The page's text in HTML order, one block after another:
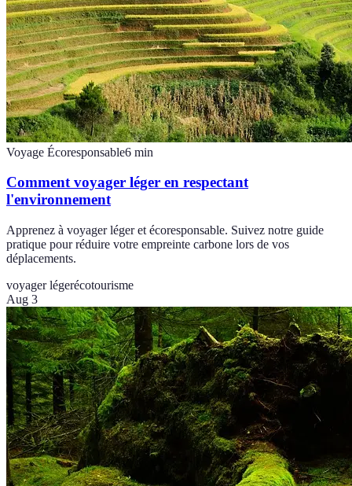
Voyage Écoresponsable6 min
Comment voyager léger en respectant
l'environnement
Apprenez à voyager léger et écoresponsable. Suivez notre guide
pratique pour réduire votre empreinte carbone lors de vos
déplacements.
voyager légerécotourisme
Aug 3